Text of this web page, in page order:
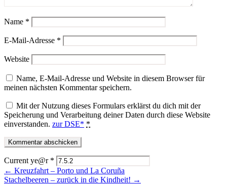
Name *
E-Mail-Adresse *
Website
Name, E-Mail-Adresse und Website in diesem Browser für
meinen nächsten Kommentar speichern.
Mit der Nutzung dieses Formulars erklärst du dich mit der
Speicherung und Verarbeitung deiner Daten durch diese Website
einverstanden. zur DSE* *
Current ye@r *
← Kreuzfahrt – Porto und La Coruña
Stachelbeeren – zurück in die Kindheit! →